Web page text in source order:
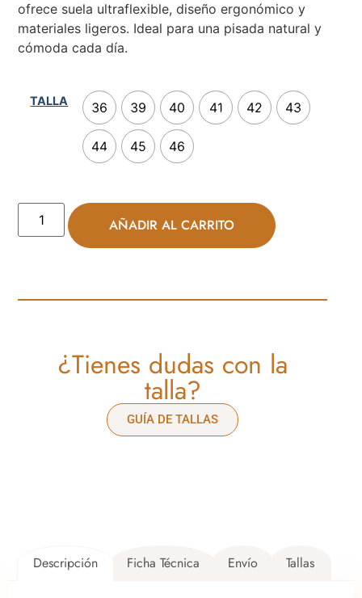
ofrece suela ultraflexible, diseño ergonómico y
materiales ligeros. Ideal para una pisada natural y
cómoda cada día.
TALLA 36 39 40 41 42 43
44 45 46
AÑADIR AL CARRITO
¿Tienes dudas con la
talla?
GUÍA DE TALLAS
Descripción Ficha Técnica Envío Tallas